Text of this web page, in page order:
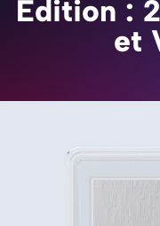
Édition :
et